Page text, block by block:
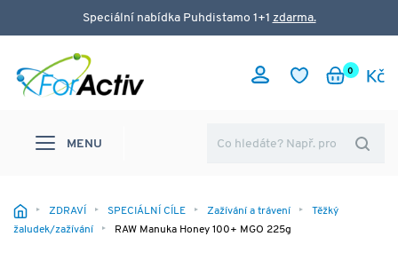
Speciální nabídka Puhdistamo 1+1 zdarma.
0
MENU
ZDRAVÍ SPECIÁLNÍ CÍLE Zažívání a trávení
Těžký
žaludek/zažívání
RAW Manuka Honey 100+ MGO 225g